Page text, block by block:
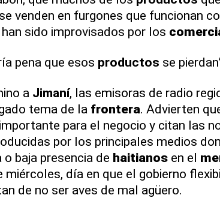
venden en furgones que funcionan
sido improvisados por los
pena que esos productos se
a Jimaní, las emisoras de radio
tema de la frontera. Advierten
para el negocio y citan las
por los principales medios
o baja presencia de haitianosen el
miércoles, día en que el gobierno
de no ser aves de mal agüero.